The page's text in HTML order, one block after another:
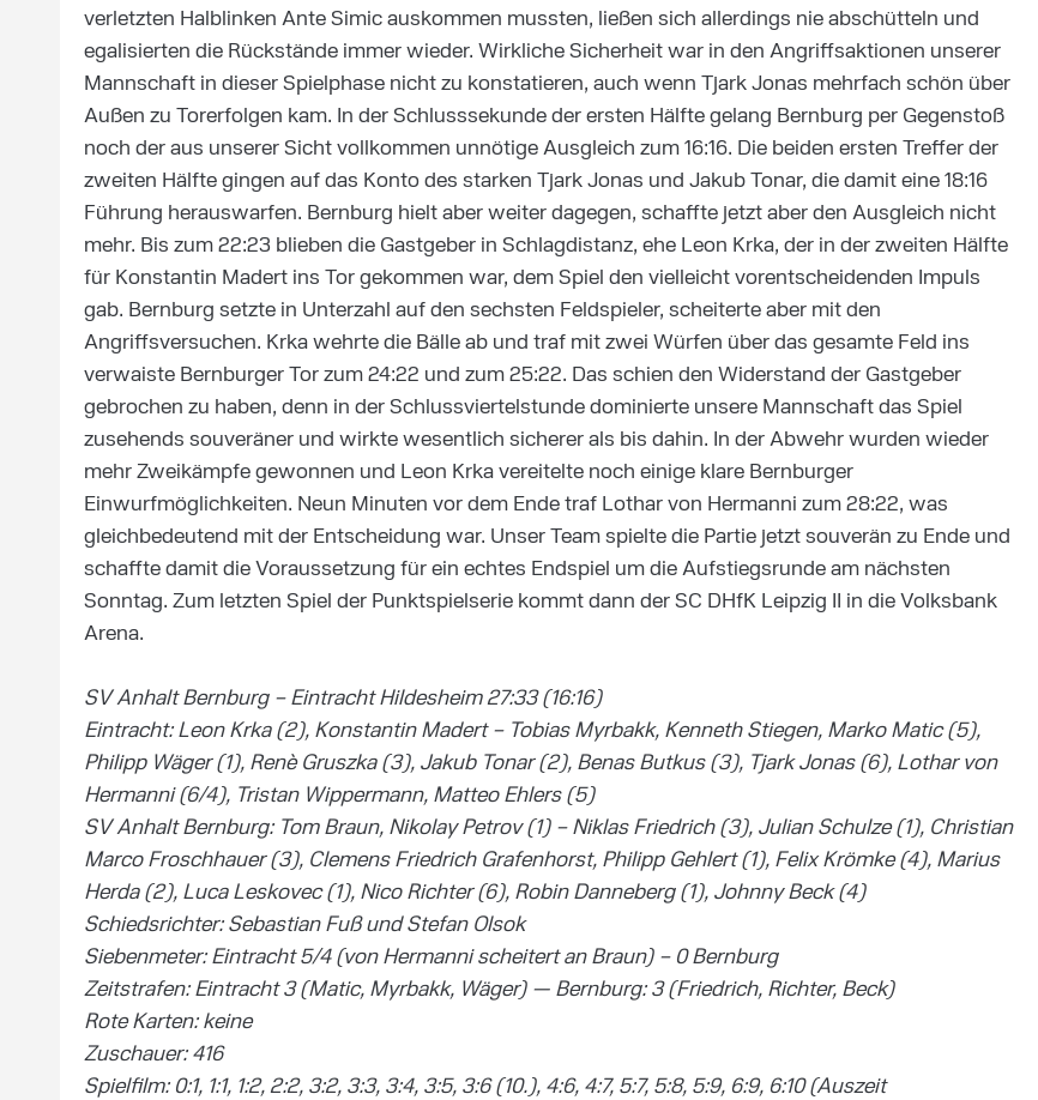
verletzten Halblinken Ante Simic auskommen mussten, ließen sich allerdings nie abschütteln und
egalisierten die Rückstände immer wieder. Wirkliche Sicherheit war in den Angriffsaktionen unserer
Mannschaft in dieser Spielphase nicht zu konstatieren, auch wenn Tjark Jonas mehrfach schön über
Außen zu Torerfolgen kam. In der Schlusssekunde der ersten Hälfte gelang Bernburg per Gegenstoß
noch der aus unserer Sicht vollkommen unnötige Ausgleich zum 16:16. Die beiden ersten Treffer der
zweiten Hälfte gingen auf das Konto des starken Tjark Jonas und Jakub Tonar, die damit eine 18:16
Führung herauswarfen. Bernburg hielt aber weiter dagegen, schaffte jetzt aber den Ausgleich nicht
mehr. Bis zum 22:23 blieben die Gastgeber in Schlagdistanz, ehe Leon Krka, der in der zweiten Hälfte
für Konstantin Madert ins Tor gekommen war, dem Spiel den vielleicht vorentscheidenden Impuls
gab. Bernburg setzte in Unterzahl auf den sechsten Feldspieler, scheiterte aber mit den
Angriffsversuchen. Krka wehrte die Bälle ab und traf mit zwei Würfen über das gesamte Feld ins
verwaiste Bernburger Tor zum 24:22 und zum 25:22. Das schien den Widerstand der Gastgeber
gebrochen zu haben, denn in der Schlussviertelstunde dominierte unsere Mannschaft das Spiel
zusehends souveräner und wirkte wesentlich sicherer als bis dahin. In der Abwehr wurden wieder
mehr Zweikämpfe gewonnen und Leon Krka vereitelte noch einige klare Bernburger
Einwurfmöglichkeiten. Neun Minuten vor dem Ende traf Lothar von Hermanni zum 28:22, was
gleichbedeutend mit der Entscheidung war. Unser Team spielte die Partie jetzt souverän zu Ende und
schaffte damit die Voraussetzung für ein echtes Endspiel um die Aufstiegsrunde am nächsten
Sonntag. Zum letzten Spiel der Punktspielserie kommt dann der SC DHfK Leipzig II in die Volksbank
Arena.
SV Anhalt Bernburg – Eintracht Hildesheim 27:33 (16:16)
Eintracht: Leon Krka (2), Konstantin Madert – Tobias Myrbakk, Kenneth Stiegen, Marko Matic (5),
Philipp Wäger (1), Renè Gruszka (3), Jakub Tonar (2), Benas Butkus (3), Tjark Jonas (6), Lothar von
Hermanni (6/4), Tristan Wippermann, Matteo Ehlers (5)
SV Anhalt Bernburg: Tom Braun, Nikolay Petrov (1) – Niklas Friedrich (3), Julian Schulze (1), Christian
Marco Froschhauer (3), Clemens Friedrich Grafenhorst, Philipp Gehlert (1), Felix Krömke (4), Marius
Herda (2), Luca Leskovec (1), Nico Richter (6), Robin Danneberg (1), Johnny Beck (4)
Schiedsrichter: Sebastian Fuß und Stefan Olsok
Siebenmeter: Eintracht 5/4 (von Hermanni scheitert an Braun) – 0 Bernburg
Zeitstrafen: Eintracht 3 (Matic, Myrbakk, Wäger) — Bernburg: 3 (Friedrich, Richter, Beck)
Rote Karten: keine
Zuschauer: 416
Spielfilm: 0:1, 1:1, 1:2, 2:2, 3:2, 3:3, 3:4, 3:5, 3:6 (10.), 4:6, 4:7, 5:7, 5:8, 5:9, 6:9, 6:10 (Auszeit